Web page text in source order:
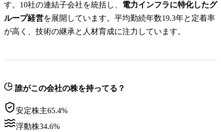
す。10社の連結子会社を統括し、 電力インフラに特化したグ
ループ経営を展開しています。平均勤続年数19.3年と定着率
が高く、技術の継承と人材育成に注力しています。
誰がこの会社の株を持ってる？
安定株主65.4%
浮動株34.6%